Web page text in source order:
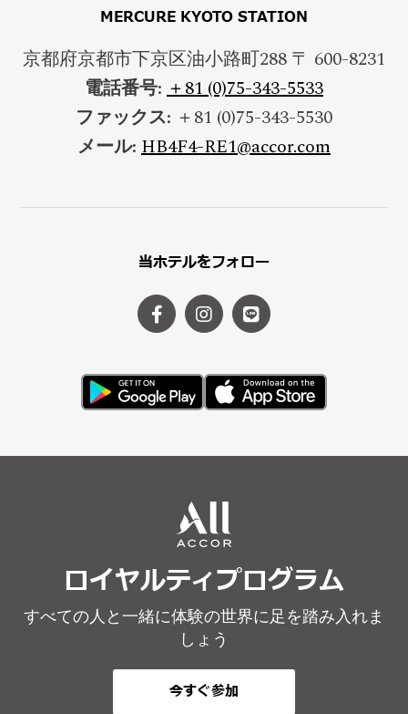
MERCURE KYOTO STATION
京都府京都市下京区油小路町288 〒 600-8231
電話番号: ＋81 (0)75-343-5533
ファックス: ＋81 (0)75-343-5530
メール: HB4F4-RE1@accor.com
当ホテルをフォロー
ロイヤルティプログラム
すべての人と一緒に体験の世界に足を踏み入れま
しょう
今すぐ参加